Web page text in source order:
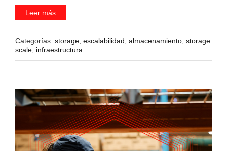
Leer más
Categorías: storage, escalabilidad, almacenamiento, storage
scale, infraestructura